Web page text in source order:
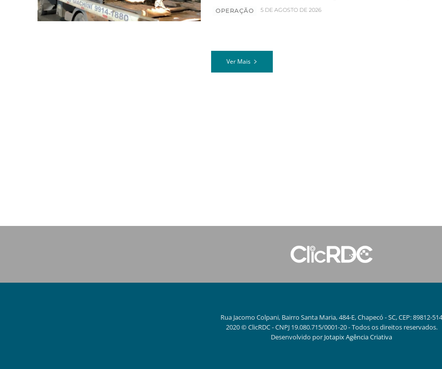
OPERAÇÃO 5 DE AGOSTO DE 2026
Ver Mais
Rua Jacomo Colpani, Bairro Santa Maria, 484-E, Chapecó - SC, CEP: 89812-514
2020 © ClicRDC - CNPJ 19.080.715/0001-20 - Todos os direitos reservados.
Desenvolvido por Jotapix Agência Criativa